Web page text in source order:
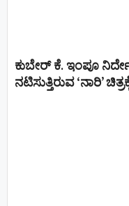
ಕುಬೇರ್ ಕೆ. ಇಂಪೂ
ನಟಿಸುತ್ತಿರುವ ‘ನಾರಿ’